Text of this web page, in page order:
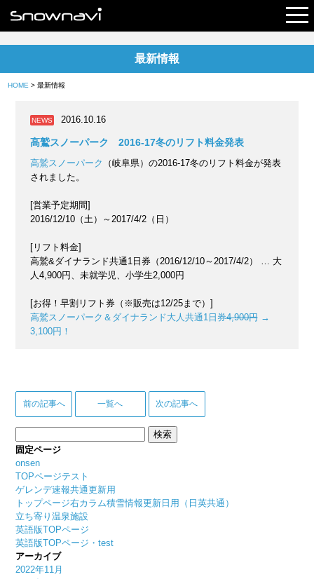
最新情報
HOME > 最新情報
NEWS 2016.10.16
高鷲スノーパーク 2016-17冬のリフト料金発表
高鷲スノーパーク
（岐阜県）の2016-17冬のリフト料金が発表
されました。
[営業予定期間]
2016/12/10（土）～2017/4/2（日）
[リフト料金]
高鷲&ダイナランド共通1日券（2016/12/10～2017/4/2） … 大
人4,900円、未就学児、小学生2,000円
[お得！早割リフト券（※販売は12/25まで）]
高鷲スノーパーク＆ダイナランド大人共通1日券4,900円→
3,100円！
前の記事へ 一覧へ 次の記事へ
索:
固定ページ
onsen
TOPページテスト
ゲレンデ速報共通更新用
トップページ右カラム積雪情報更新日用（日英共通）
立ち寄り温泉施設
英語版TOPページ
英語版TOPページ・test
アーカイブ
2022年11月